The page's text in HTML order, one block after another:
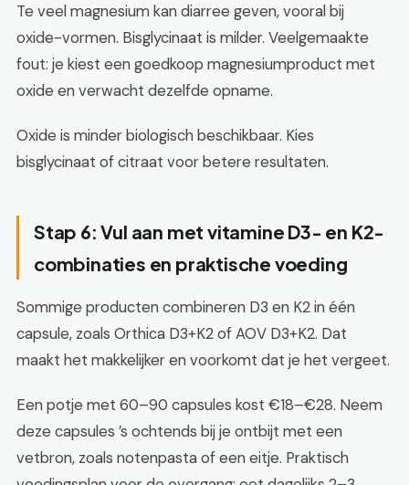
Te veel magnesium kan diarree geven, vooral bij
oxide-vormen. Bisglycinaat is milder. Veelgemaakte
fout: je kiest een goedkoop magnesiumproduct met
oxide en verwacht dezelfde opname.
Oxide is minder biologisch beschikbaar. Kies
bisglycinaat of citraat voor betere resultaten.
Stap 6: Vul aan met vitamine D3- en K2-
combinaties en praktische voeding
Sommige producten combineren D3 en K2 in één
capsule, zoals Orthica D3+K2 of AOV D3+K2. Dat
maakt het makkelijker en voorkomt dat je het vergeet.
Een potje met 60–90 capsules kost €18–€28. Neem
deze capsules ’s ochtends bij je ontbijt met een
vetbron, zoals notenpasta of een eitje. Praktisch